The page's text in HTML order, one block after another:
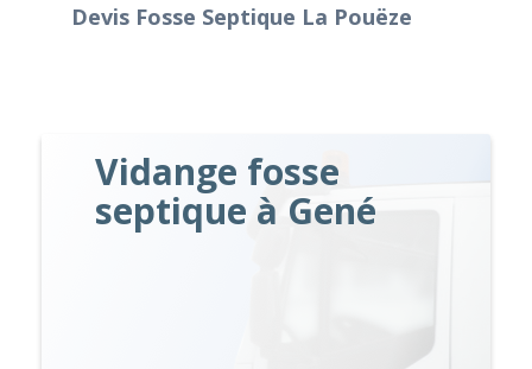
Devis Fosse Septique La Pouëze
Vidange fosse
septique à Gené